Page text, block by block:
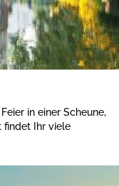
in einer Scheune,
findet Ihr viele